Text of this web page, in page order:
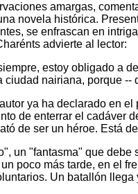
amargas,
novela histórica.
se enfrascan en
advierte al lector:
estoy obligado a
nairiana, porque
ya ha declarado en
de enterrar el cadáver
de ser un héroe. Está
un "fantasma" que
poco más tarde, en el
Un batallón llega